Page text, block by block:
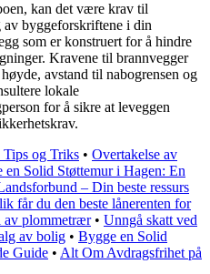
kan det være krav til
byggeforskriftene i din
som er konstruert for å hindre
Kravene til brannvegger
avstand til nabogrensen og
lokale
for å sikre at leveggen
og Triks • Overtakelse av
en Solid Støttemur i Hagen: En
– Din beste ressurs
får du den beste lånerenten for
av plommetrær• Unngå skatt ved
av bolig • Bygge en Solid
Guide • Alt Om Avdragsfrihet på